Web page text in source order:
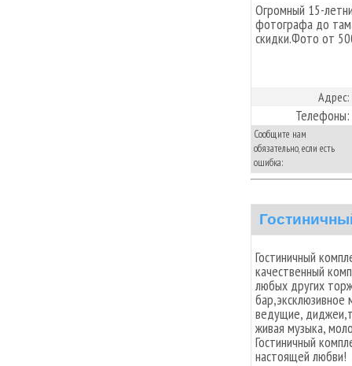
Огромный 15-
фотографа до
скидки.Фото от
Адрес:
Телефоны:
Сообщите нам
обязательно, если есть
ошибка:
Гостиничный
качественный
любых других
ведущие,
живая музыка,
Гостиничный
настоящей любви!